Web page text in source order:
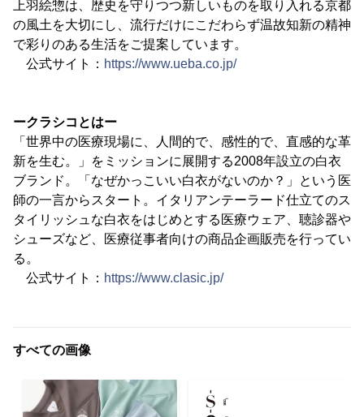
上羽絵惣は、歴史を守りつつ新しいものを取り入れる京都
の風土を大切にし、流行だけにこだわらず温故知新の精神
で彩りのある生活をご提案しています。
公式サイト： https://www.ueba.co.jp/
ークラシコとはー
「世界中の医療現場に、人間的で、感性的で、直感的な革
新を生む。」をミッションに展開する2008年設立の白衣
ブランド。「なぜかっこいい白衣がないのか？」という医
師の一言からスタート。イタリアンテーラード仕立てのス
タイリッシュな白衣をはじめとする医療ウェア、聴診器や
シューズなど、医療従事者向けの商品企画販売を行ってい
る。
公式サイト： https://www.clasic.jp/
すべての画像